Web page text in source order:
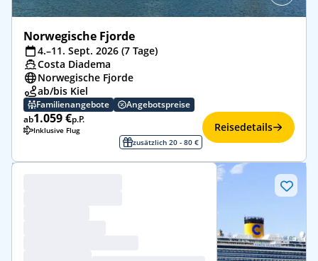
Norwegische Fjorde
4.–11. Sept. 2026 (7 Tage)
Costa Diadema
Norwegische Fjorde
ab/bis Kiel
Familienangebote
Angebotspreise
ab1.059 €p.P.
Inklusive Flug
zusätzlich 20 - 80 €
Reisedetails